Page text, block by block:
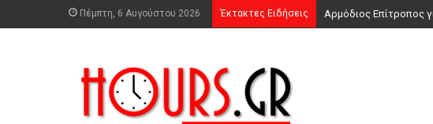
Πέμπτη, 6 Αυγούστου 2026 Έκτακτες Ειδήσεις